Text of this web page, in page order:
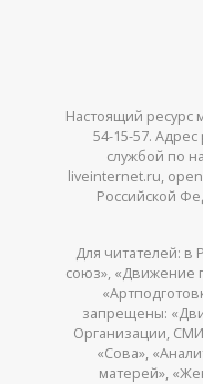
Настоящий ресурс
54-15-57.
службой по
liveinternet.ru,
Российской
Для читателей: в
союз», «Движение
запрещены:
Организации,
«Сова»,
матерей»,